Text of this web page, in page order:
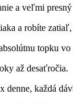
a veľmi
a robíte
topku
až desaťročia.
každá